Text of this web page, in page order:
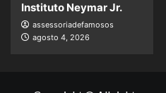
Instituto Neymar Jr.
assessoriadefamosos
agosto 4, 2026